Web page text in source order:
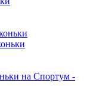
на Спортум -